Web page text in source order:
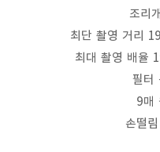
조리
최단 촬영 거리
최대 촬영 배율
필터
9매
손떨